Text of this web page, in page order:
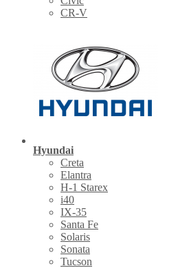
CR-V
Hyundai
Creta
Elantra
H-1 Starex
i40
IX-35
Santa Fe
Solaris
Sonata
Tucson